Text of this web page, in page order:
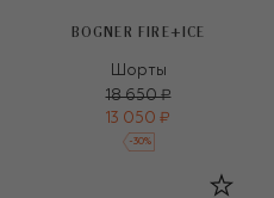
BOGNER FIRE+ICE
Шорты
18 650 ₽
13 050 ₽
-30%